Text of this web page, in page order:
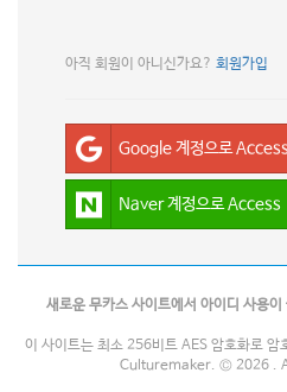
아직 회원이 아니신가요? 회원가입
Google 계정으로 Access
Naver 계정으로 Access
새로운 무카스 사이트에서 아이디 사용이
이 사이트는 최소 256비트 AES 암호화로 암
Culturemaker. © 2026 .